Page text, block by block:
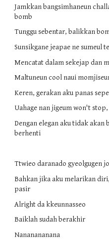
Jamkkan bangsimhaneun
bomb
Tunggu sebentar, balikkan
Sunsikgane jeapae ne sumeul
Mencatat dalam sekejap dan
Maltuneun cool naui
Keren, gerakan aku panas
Uahage nan jigeum won't
Dengan elegan aku tidak
berhenti
Ttwieo daranado gyeolgugen
Bahkan jika aku melarikan
pasir
Alright da kkeunnasseo
Baiklah sudah berakhir
Nananananana